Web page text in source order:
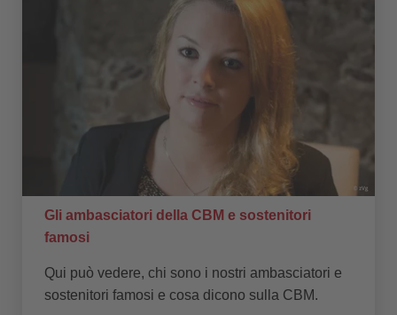
Gli ambasciatori della CBM e sostenitori
famosi
Qui può vedere, chi sono i nostri ambasciatori e
sostenitori famosi e cosa dicono sulla CBM.